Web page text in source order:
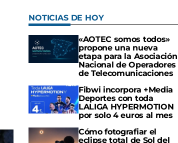
NOTICIAS DE HOY
«AOTEC somos todos»
propone una nueva
etapa para la Asociación
Nacional de Operadores
de Telecomunicaciones
Fibwi incorpora +Media
Deportes con toda
LALIGA HYPERMOTION
por solo 4 euros al mes
Cómo fotografiar el
eclipse total de Sol del